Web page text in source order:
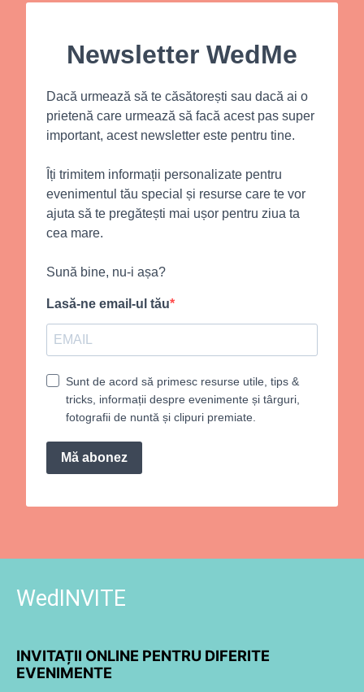
Newsletter WedMe
Dacă urmează să te căsătorești sau dacă ai o
prietenă care urmează să facă acest pas super
important, acest newsletter este pentru tine.
Îți trimitem informații personalizate pentru
evenimentul tău special și resurse care te vor
ajuta să te pregătești mai ușor pentru ziua ta
cea mare.
Sună bine, nu-i așa?
Lasă-ne email-ul tău
Sunt de acord să primesc resurse utile, tips &
tricks, informații despre evenimente și târguri,
fotografii de nuntă și clipuri premiate.
Mă abonez
WedINVITE
INVITAȚII ONLINE PENTRU DIFERITE
EVENIMENTE